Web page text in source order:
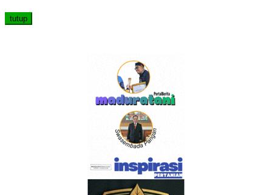
tutup